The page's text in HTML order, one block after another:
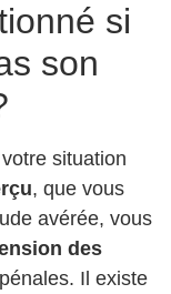
si
son
situation
, que vous
avérée, vous
des
Il existe